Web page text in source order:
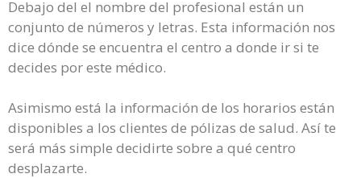
Debajo del el nombre del profesional están un
conjunto de números y letras. Esta información nos
dice dónde se encuentra el centro a donde ir si te
decides por este médico.
Asimismo está la información de los horarios están
disponibles a los clientes de pólizas de salud. Así te
será más simple decidirte sobre a qué centro
desplazarte.